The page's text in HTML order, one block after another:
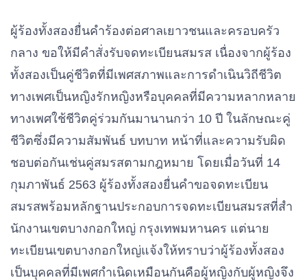
ผู้ร้องทั้งสองยื่นคําร้องต่อศาลเยาวชนและครอบครัว
กลาง ขอให้มีคําสั่งรับจดทะเบียนสมรส เนื่องจากผู้ร้อง
ทั้งสองเป็นคู่ชีวิตที่มีเพศสภาพและการดําเนินวิถีชีวิต
ทางเพศเป็นหญิงรักหญิงหรือบุคคลที่มีความหลากหลาย
ทางเพศใช้ชีวิตคู่ร่วมกันมานานกว่า 10 ปี ในลักษณะคู่
ชีวิตซึ่งมีความสัมพันธ์ บทบาท หน้าที่และความรับผิด
ชอบต่อกันเช่นคู่สมรสตามกฎหมาย โดยเมื่อวันที่ 14
กุมภาพันธ์ 2563 ผู้ร้องทั้งสองยื่นคําขอจดทะเบียน
สมรสพร้อมหลักฐานประกอบการจดทะเบียนสมรสที่สํา
นักงานเขตบางกอกใหญ่ กรุงเทพมหานคร แต่นาย
ทะเบียนเขตบางกอกใหญ่แจ้งให้ทราบว่าผู้ร้องทั้งสอง
เป็นบุคคลที่มีเพศกําเนิดเหมือนกันคือผู้หญิงกับผู้หญิงจึง